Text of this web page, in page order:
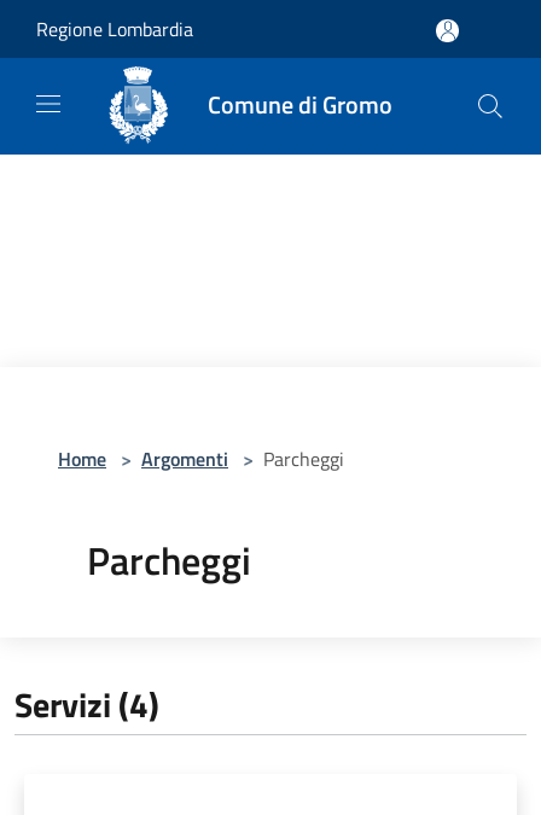
Regione Lombardia
Comune di Gromo
Home > Argomenti > Parcheggi
Parcheggi
Servizi (4)